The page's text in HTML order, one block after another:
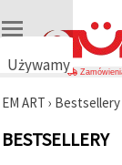
Używamy
cookie
Używamy
EM ART › Bestsellery
BESTSELLERY